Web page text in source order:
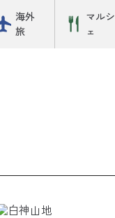
海外
旅
マルシ
ェ